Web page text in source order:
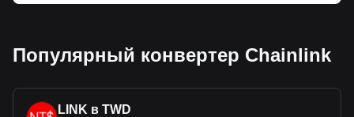
Популярный конвертер Chainlink
LINK в TWD